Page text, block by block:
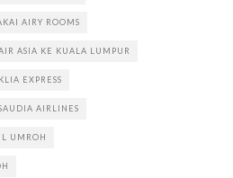
AIRY ROOMS
ASIA KE KUALA LUMPUR
EXPRESS
AIRLINES
UMROH